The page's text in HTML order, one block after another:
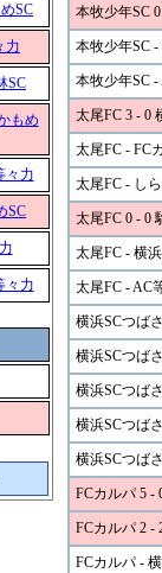
SC
力
SC
もめ
々力
SC
々力
本牧少年SC
本牧少年SC
本牧少年SC -
太尾FC 3 - 0
太尾FC - FC
太尾FC - し
太尾FC 0 - 0
太尾FC - 横
太尾FC - AC
横浜SCつば
横浜SCつば
横浜SCつば
横浜SCつば
横浜SCつば
FCカルパ 5 -
FCカルパ 2 -
FCカルパ -